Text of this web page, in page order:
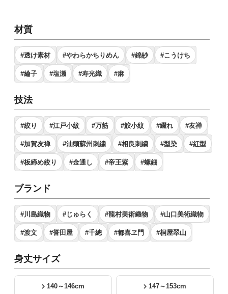
材質
#透け素材 #やわらかちりめん #錦紗 #こうけち
#綸子 #塩瀬 #寿光織 #麻
技法
#絞り #江戸小紋 #万筋 #鮫小紋 #綴れ #友禅
#加賀友禅 #汕頭蘇州刺繍 #相良刺繍 #型染 #紅型
#板締め絞り #金通し #帝王紫 #螺鈿
ブランド
#川島織物 #じゅらく #龍村美術織物 #山口美術織物
#渡文 #誉田屋 #千總 #都喜ヱ門 #桐屋翠山
身丈サイズ
140～146cm 147～153cm